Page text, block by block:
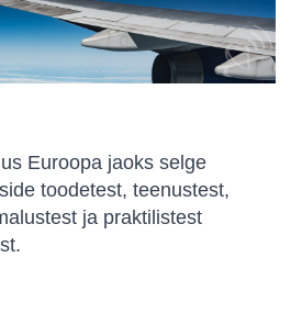
Euroopa jaoks selge
toodetest, teenustest,
ja praktilistest